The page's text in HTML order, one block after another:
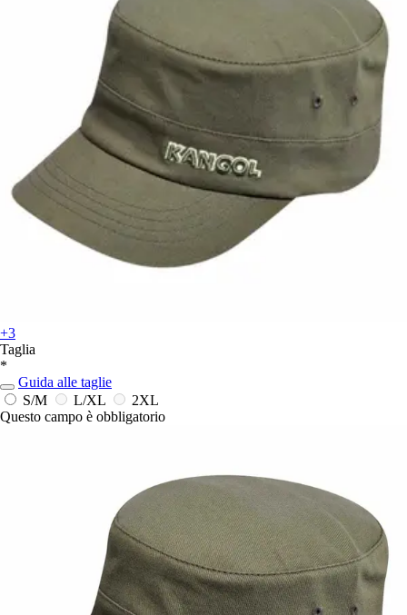
+3
Taglia
*
Guida alle taglie
S/M
L/XL
2XL
Questo campo è obbligatorio